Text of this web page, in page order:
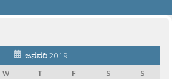
ಜನವರಿ 2019
W T F S
S